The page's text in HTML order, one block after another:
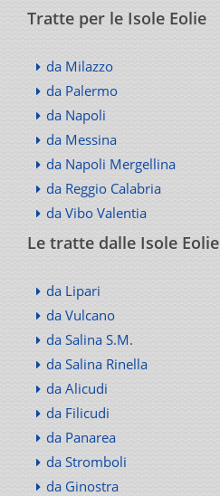
Tratte per le Isole Eolie
da Milazzo
da Palermo
da Napoli
da Messina
da Napoli Mergellina
da Reggio Calabria
da Vibo Valentia
Le tratte dalle Isole Eolie
da Lipari
da Vulcano
da Salina S.M.
da Salina Rinella
da Alicudi
da Filicudi
da Panarea
da Stromboli
da Ginostra